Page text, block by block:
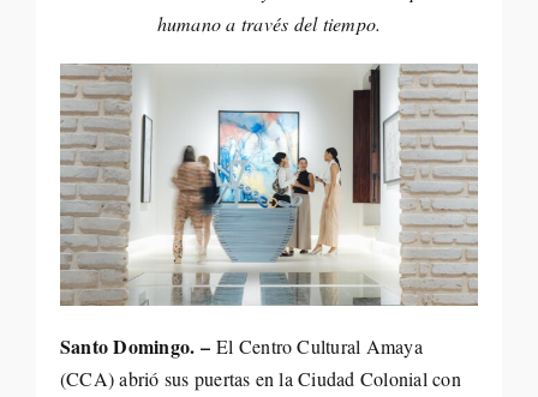
Search
for:
humano a través del tiempo.
Santo Domingo. –El Centro Cultural Amaya
(CCA) abrió sus puertas en la Ciudad Colonial con